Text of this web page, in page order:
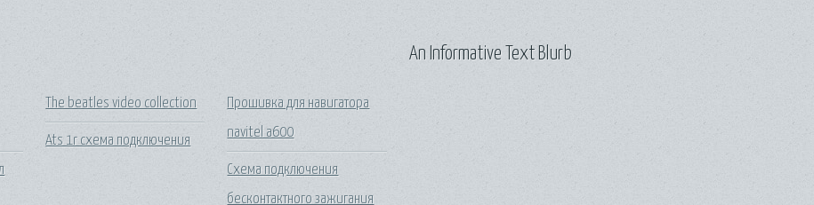
The beatles video collection
Ats 1r схема подключения
Прошивка для навигатора
navitel a600
Схема подключения
бесконтактного зажигания
An Informative Text Blurb